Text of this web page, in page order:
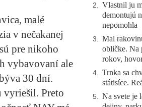
malé
v nečakanej
pre nikoho
vybavovaní ale
30 dní.
vyriešil. Preto
2. Vlastnil ju
demontujú
nepomohla
3. Mal
obličke. Na
rokov,
4. Trnka sa
státisíce.
5. Na svete je